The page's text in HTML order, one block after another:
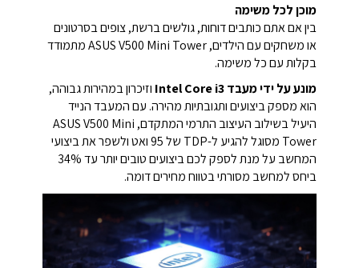
מוכן לכל משימה
בין אם אתם כותבים דוחות, גולשים ברשת, צופים בסרטונים
או משחקים עם הילדים, ASUS V500 Mini Tower מתמודד
בקלות עם כל משימה.
מונע על ידי מעבד Intel Core i3
וזיכרון במהירות גבוהה,
הוא מספק ביצועים ותגובתיות מהירה. עם המעבד הנייד
היעיל בשילוב העיצוב התרמי המתקדם, ASUS V500 Mini
Tower מסוגל להגיע ל-TDP של 95 ואט ולשפר את ביצועי
המחשב על מנת לספק לכם ביצועים טובים יותר עד 34%
ביחס למחשב מסורתי בטווח מחירים דומה.